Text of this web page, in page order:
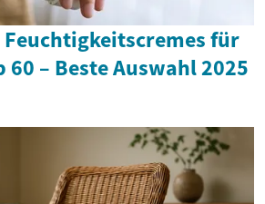
Feuchtigkeitscremes für
– Beste Auswahl 2025